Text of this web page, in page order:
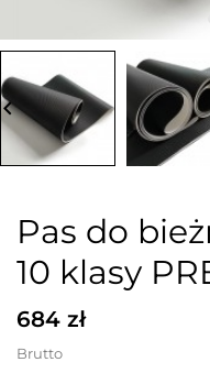
Pas do
10 klasy
684 zł
Brutto